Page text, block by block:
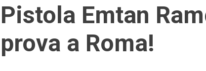
Pistola Emtan Ramon: in
prova a Roma!